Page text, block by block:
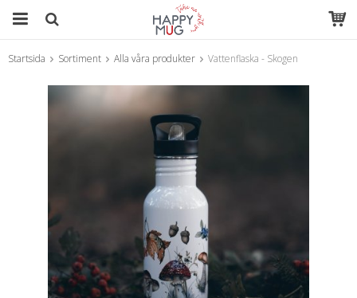
Startsida Sortiment Alla våra produkter Vattenflaska - Skogen